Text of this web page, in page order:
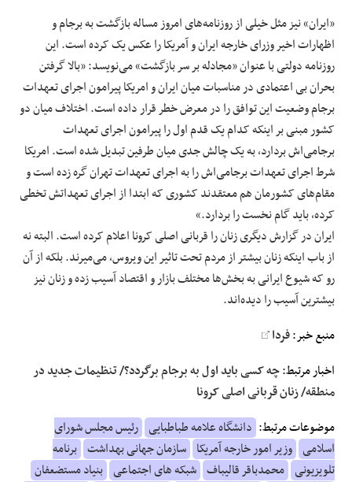
«ایران» نیز مثل خیلی از روزنامه‌های امروز مساله بازگشت به برجام و
اظهارات اخیر وزرای خارجه ایران و آمریکا را عکس یک کرده است. این
روزنامه دولتی با عنوان «مجادله بر سر بازگشت» می‌نویسد: «بالا گرفتن
بحران بی اعتمادی در مناسبات میان ایران و امریکا پیرامون اجرای تعهدات
برجام وضعیت این توافق را در معرض خطر قرار داده است. اختلاف میان دو
کشور مبنی بر اینکه کدام یک قدم اول را پیرامون اجرای تعهدات
برجامی‌اش بردارد، به یک چالش جدی میان طرفین تبدیل شده است. امریکا
شرط اجرای تعهدات برجامی‌اش را به اجرای تعهدات تهران گره زده است و
مقام‌های کشورمان هم معتقدند کشوری که ابتدا از اجرای تعهداتش تخطی
کرده، باید گام نخست را بردارد.»
ایران در گزارش دیگری زنان را قربانی اصلی کرونا اعلام کرده است. البته نه
از باب اینکه زنان بیشتر از مردم تحت تاثیر این ویروس، می‌میرند. بلکه از آن
رو که شیوع ایرانی به بخش‌ها مختلف بازار و اقتصاد آسیب زده و زنان نیز
بیشترین آسیب را دیده‌اند.
منبع خبر:فردا
اخبار مرتبط:چه کسی باید اول به برجام برگردد؟/ تنظیمات جدید در
منطقه/ زنان قربانی اصلی کرونا
موضوعات مرتبط: دانشگاه علامه طباطبایی رئیس مجلس شورای
اسلامی وزیر امور خارجه آمریکا سازمان جهانی بهداشت برنامه
تلویزیونی محمدباقر قالیباف شبکه های اجتماعی بنیاد مستضعفان